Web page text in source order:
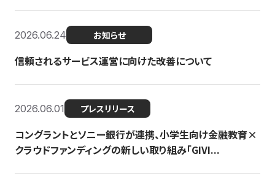
2026.06.24 お知らせ
信頼されるサービス運営に向けた改善について
2026.06.01 プレスリリース
コングラントとソニー銀行が連携、小学生向け金融教育×
クラウドファンディングの新しい取り組み「GIVI...